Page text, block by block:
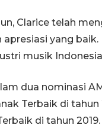
Clarice telah
yang
musik
dua nominasi
Terbaik di
di tahun 2019.